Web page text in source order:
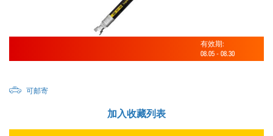
有效期:
08.05 - 08.30
可邮寄
加入收藏列表